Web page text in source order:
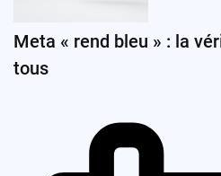
Meta « rend bleu » : la
tous